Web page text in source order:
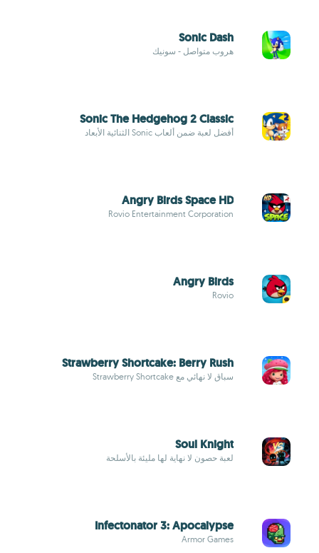
Sonic Dash
هروب متواصل - سونيك
Sonic The Hedgehog 2 Classic
أفضل لعبة ضمن ألعاب Sonic الثنائية الأبعاد
Angry Birds Space HD
Rovio Entertainment Corporation
Angry Birds
Rovio
Strawberry Shortcake: Berry Rush
سباق لا نهائي مع Strawberry Shortcake
Soul Knight
لعبة حصون لا نهاية لها مليئة بالأسلحة
Infectonator 3: Apocalypse
Armor Games